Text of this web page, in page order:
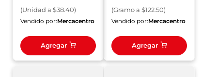
(Unidad a $38.40)
Vendido por:Mercacentro
Agregar
(Gramoa $122.50)
Vendido por:Mercacentro
Agregar